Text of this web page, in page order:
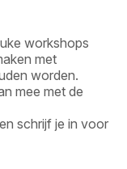
workshops
met
worden.
mee met de
schrijf je in voor